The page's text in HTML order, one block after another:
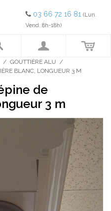
03 66 72 16 81 (Lun.
Vend. 8h-18h)
/ GOUTTIÈRE ALU /
BLANC, LONGUEUR 3 M
de
3 m